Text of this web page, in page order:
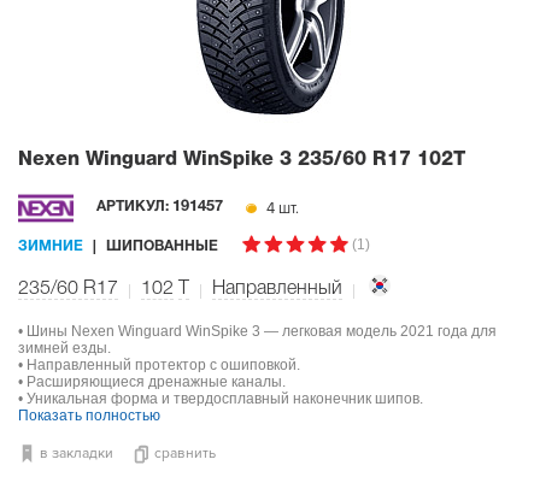
Nexen Winguard WinSpike 3 235/60 R17 102T
АРТИКУЛ: 191457 4 шт.
ЗИМНИЕ ШИПОВАННЫЕ (1)
235/60 R17 102 Направленный
• Шины Nexen Winguard WinSpike 3 — легковая модель 2021 года для
зимней езды.
• Направленный протектор с ошиповкой.
• Расширяющиеся дренажные каналы.
• Уникальная форма и твердосплавный наконечник шипов.
Показать полностью
в закладки сравнить